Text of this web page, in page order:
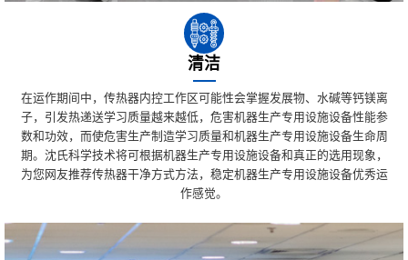
清洁
在运作期间中，传热器内控工作区可能性会掌握发展物、水碱等钙镁离
子，引发热递送学习质量越来越低，危害机器生产专用设施设备性能参
数和功效，而使危害生产制造学习质量和机器生产专用设施设备生命周
期。沈氏科学技术将可根据机器生产专用设施设备和真正的选用现象，
为您网友推荐传热器干净方式方法，稳定机器生产专用设施设备优秀运
作感觉。